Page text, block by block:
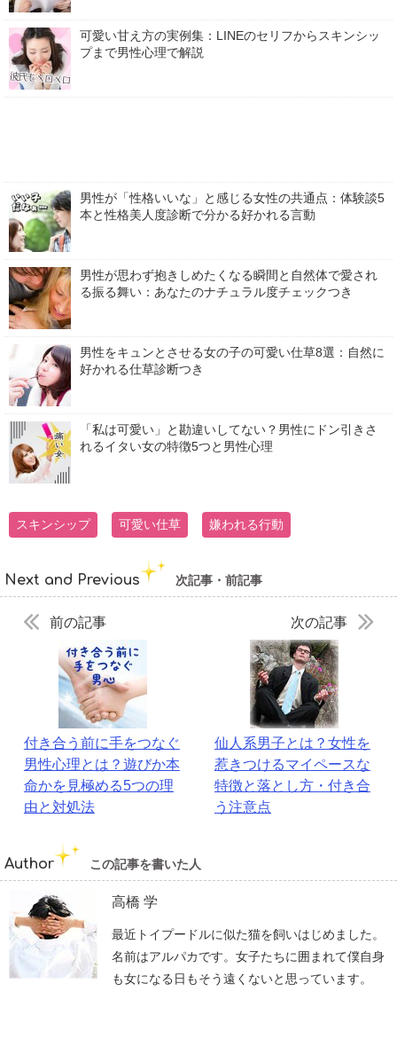
可愛い甘え方の実例集：LINEのセリフからスキンシッ
プまで男性心理で解説
男性が「性格いいな」と感じる女性の共通点：体験談5
本と性格美人度診断で分かる好かれる言動
男性が思わず抱きしめたくなる瞬間と自然体で愛され
る振る舞い：あなたのナチュラル度チェックつき
男性をキュンとさせる女の子の可愛い仕草8選：自然に
好かれる仕草診断つき
「私は可愛い」と勘違いしてない？男性にドン引きさ
れるイタい女の特徴5つと男性心理
スキンシップ 可愛い仕草 嫌われる行動
Next and Previous 次記事・前記事
前の記事
付き合う前に手をつなぐ
男性心理とは？遊びか本
命かを見極める5つの理
由と対処法
次の記事
仙人系男子とは？女性を
惹きつけるマイペースな
特徴と落とし方・付き合
う注意点
Author この記事を書いた人
高橋 学
最近トイプードルに似た猫を飼いはじめました。
名前はアルパカです。女子たちに囲まれて僕自身
も女になる日もそう遠くないと思っています。